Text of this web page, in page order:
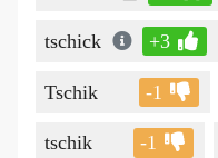
tschick +3
Tschik -1
tschik -1